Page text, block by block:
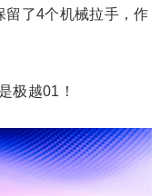
留了4个机械拉手，作
极越01！